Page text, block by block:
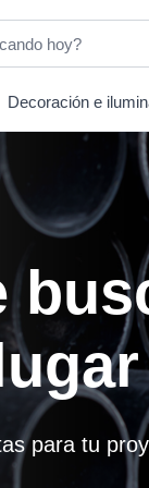
Decoración e
precios